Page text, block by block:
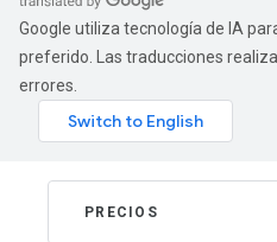
Google utiliza tecnología de IA
preferido. Las traducciones
errores.
PRECIOS